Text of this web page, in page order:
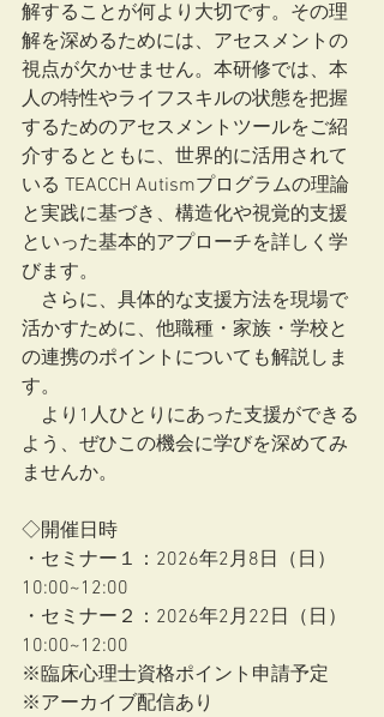
解することが何より大切です。その理
解を深めるためには、アセスメントの
視点が欠かせません。本研修では、本
人の特性やライフスキルの状態を把握
するためのアセスメントツールをご紹
介するとともに、世界的に活用されて
いる TEACCH Autismプログラムの理論
と実践に基づき、構造化や視覚的支援
といった基本的アプローチを詳しく学
びます。
さらに、具体的な支援方法を現場で
活かすために、他職種・家族・学校と
の連携のポイントについても解説しま
す。
より1人ひとりにあった支援ができる
よう、ぜひこの機会に学びを深めてみ
ませんか。
◇開催日時
・セミナー１：2026年2月8日（日）
10:00~12:00
・セミナー２：2026年2月22日（日）
10:00~12:00
※臨床心理士資格ポイント申請予定
※アーカイブ配信あり